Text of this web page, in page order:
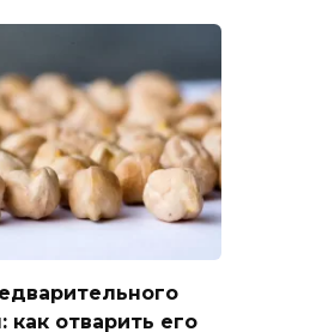
как отварить его